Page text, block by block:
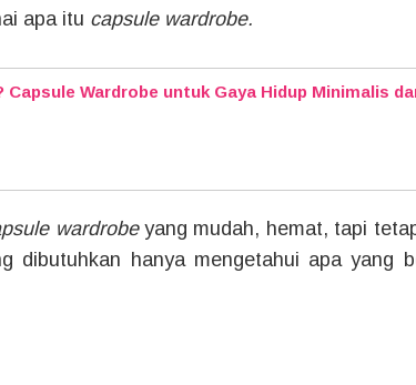
apa itu capsule wardrobe.
Capsule Wardrobe untuk Gaya Hidup Minimalis
wardrobe yang mudah, hemat, tapi
dibutuhkan hanya mengetahui apa yang